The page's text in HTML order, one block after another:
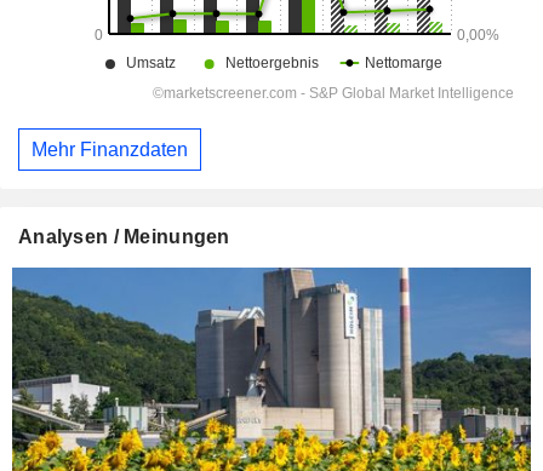
Mehr Finanzdaten
Analysen / Meinungen